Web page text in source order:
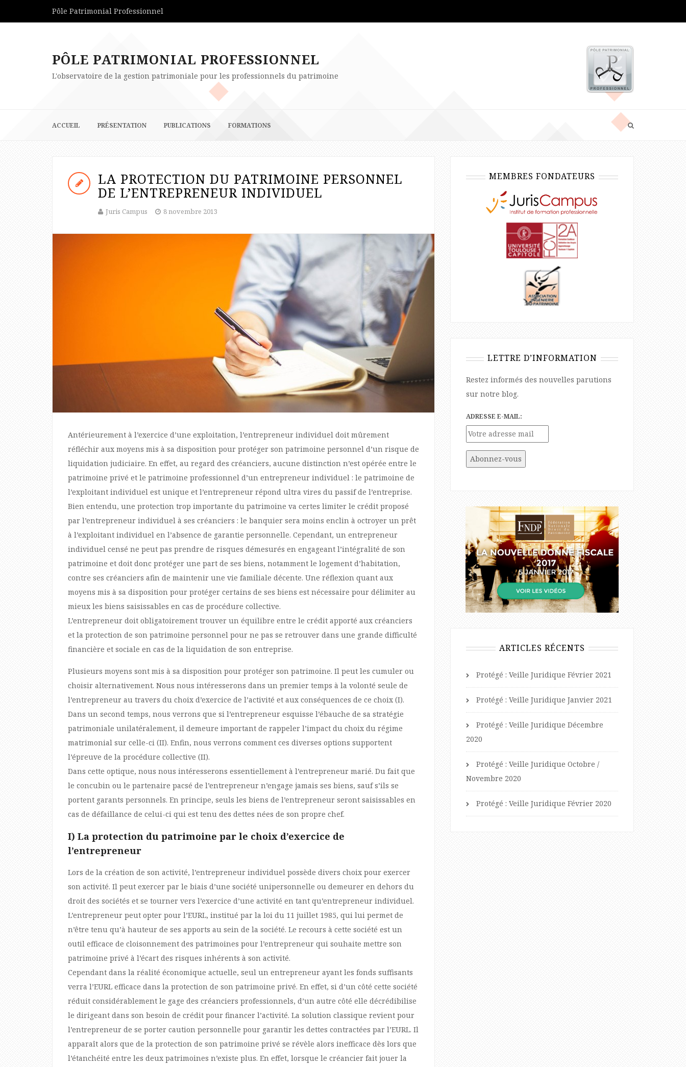
Pôle Patrimonial Professionnel
PÔLE PATRIMONIAL PROFESSIONNEL
L'observatoire de la gestion patrimoniale pour les professionnels du patrimoine
ACCUEIL PRÉSENTATION PUBLICATIONS FORMATIONS
LA PROTECTION DU PATRIMOINE PERSONNEL
DE L’ENTREPRENEUR INDIVIDUEL
Juris Campus 8 novembre 2013
Antérieurement à l’exercice d’une exploitation, l’entrepreneur individuel doit mûrement
réfléchir aux moyens mis à sa disposition pour protéger son patrimoine personnel d’un risque de
liquidation judiciaire. En effet, au regard des créanciers, aucune distinction n’est opérée entre le
patrimoine privé et le patrimoine professionnel d’un entrepreneur individuel : le patrimoine de
l’exploitant individuel est unique et l’entrepreneur répond ultra vires du passif de l’entreprise.
Bien entendu, une protection trop importante du patrimoine va certes limiter le crédit proposé
par l’entrepreneur individuel à ses créanciers : le banquier sera moins enclin à octroyer un prêt
à l’exploitant individuel en l’absence de garantie personnelle. Cependant, un entrepreneur
individuel censé ne peut pas prendre de risques démesurés en engageant l’intégralité de son
patrimoine et doit donc protéger une part de ses biens, notamment le logement d’habitation,
contre ses créanciers afin de maintenir une vie familiale décente. Une réflexion quant aux
moyens mis à sa disposition pour protéger certains de ses biens est nécessaire pour délimiter au
mieux les biens saisissables en cas de procédure collective.
L’entrepreneur doit obligatoirement trouver un équilibre entre le crédit apporté aux créanciers
et la protection de son patrimoine personnel pour ne pas se retrouver dans une grande difficulté
financière et sociale en cas de la liquidation de son entreprise.
Plusieurs moyens sont mis à sa disposition pour protéger son patrimoine. Il peut les cumuler ou
choisir alternativement. Nous nous intéresserons dans un premier temps à la volonté seule de
l’entrepreneur au travers du choix d’exercice de l’activité et aux conséquences de ce choix (I).
Dans un second temps, nous verrons que si l’entrepreneur esquisse l’ébauche de sa stratégie
patrimoniale unilatéralement, il demeure important de rappeler l’impact du choix du régime
matrimonial sur celle-ci (II). Enfin, nous verrons comment ces diverses options supportent
l’épreuve de la procédure collective (II).
Dans cette optique, nous nous intéresserons essentiellement à l’entrepreneur marié. Du fait que
le concubin ou le partenaire pacsé de l’entrepreneur n’engage jamais ses biens, sauf s’ils se
portent garants personnels. En principe, seuls les biens de l’entrepreneur seront saisissables en
cas de défaillance de celui-ci qui est tenu des dettes nées de son propre chef.
I) La protection du patrimoine par le choix d’exercice de
l’entrepreneur
Lors de la création de son activité, l’entrepreneur individuel possède divers choix pour exercer
son activité. Il peut exercer par le biais d’une société unipersonnelle ou demeurer en dehors du
droit des sociétés et se tourner vers l’exercice d’une activité en tant qu’entrepreneur individuel.
L’entrepreneur peut opter pour l’EURL, institué par la loi du 11 juillet 1985, qui lui permet de
n’être tenu qu’à hauteur de ses apports au sein de la société. Le recours à cette société est un
outil efficace de cloisonnement des patrimoines pour l’entrepreneur qui souhaite mettre son
patrimoine privé à l’écart des risques inhérents à son activité.
Cependant dans la réalité économique actuelle, seul un entrepreneur ayant les fonds suffisants
verra l’EURL efficace dans la protection de son patrimoine privé. En effet, si d’un côté cette société
réduit considérablement le gage des créanciers professionnels, d’un autre côté elle décrédibilise
le dirigeant dans son besoin de crédit pour financer l’activité. La solution classique revient pour
l’entrepreneur de se porter caution personnelle pour garantir les dettes contractées par l’EURL. Il
apparaît alors que de la protection de son patrimoine privé se révèle alors inefficace dès lors que
l’étanchéité entre les deux patrimoines n’existe plus. En effet, lorsque le créancier fait jouer la
MEMBRES FONDATEURS
LETTRE D’INFORMATION
Restez informés des nouvelles parutions
sur notre blog.
ADRESSE E-MAIL:
ARTICLES RÉCENTS
Protégé : Veille Juridique Février 2021
Protégé : Veille Juridique Janvier 2021
Protégé : Veille Juridique Décembre
2020
Protégé : Veille Juridique Octobre /
Novembre 2020
Protégé : Veille Juridique Février 2020